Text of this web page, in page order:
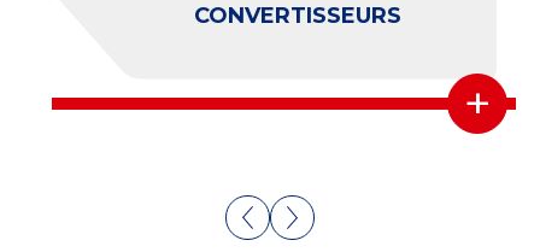
CONVERTISSEURS
+